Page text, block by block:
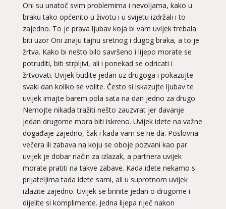
Oni su unatoč svim problemima i nevoljama, kako u
braku tako općenito u životu i u svijetu izdržali i to
zajedno. To je prava ljubav koja bi vam uvijek trebala
biti uzor Oni znaju tajnu sretnog i dugog braka, a to je
žrtva. Kako bi nešto bilo savršeno i lijepo morate se
potruditi, biti strpljivi, ali i ponekad se odricati i
žrtvovati. Uvijek budite jedan uz drugoga i pokazujte
svaki dan koliko se volite. Često si iskazujte ljubav te
uvijek imajte barem pola sata na dan jedno za drugo.
Nemojte nikada tražiti nešto zauzvrat jer davanje
jedan drugome mora biti iskreno. Uvijek idete na važne
događaje zajedno, čak i kada vam se ne da. Poslovna
večera ili zabava na koju se oboje pozvani kao par
uvijek je dobar način za izlazak, a partnera uvijek
morate pratiti na takve zabave. Kada idete nekamo s
prijateljima tada idete sami, ali u suprotnom uvijek
izlazite zajedno. Uvijek se brinite jedan o drugome i
dijelite si komplimente. Jedna lijepa riječ nakon